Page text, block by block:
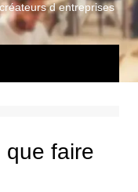
d entreprises
que faire